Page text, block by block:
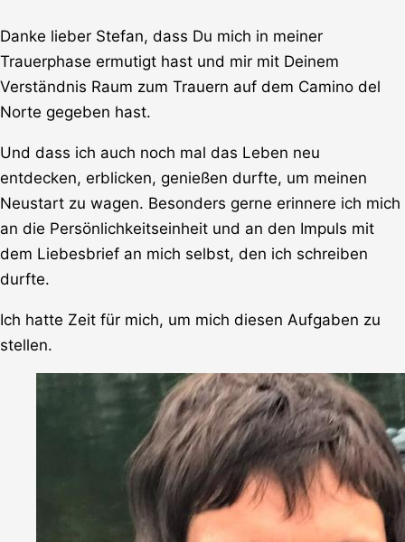
Danke lieber Stefan, dass Du mich in meiner
Trauerphase ermutigt hast und mir mit Deinem
Verständnis Raum zum Trauern auf dem Camino del
Norte gegeben hast.
Und dass ich auch noch mal das Leben neu
entdecken, erblicken, genießen durfte, um meinen
Neustart zu wagen. Besonders gerne erinnere ich mich
an die Persönlichkeitseinheit und an den Impuls mit
dem Liebesbrief an mich selbst, den ich schreiben
durfte.
Ich hatte Zeit für mich, um mich diesen Aufgaben zu
stellen.